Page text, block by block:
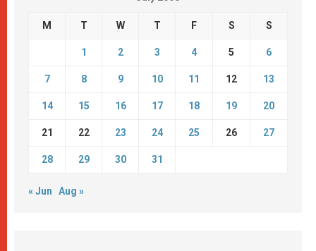
M T W T F S S
1 2 3 4 5 6
7 8 9 10 11 12 13
14 15 16 17 18 19 20
21 22 23 24 25 26 27
28 29 30 31
« Jun Aug »